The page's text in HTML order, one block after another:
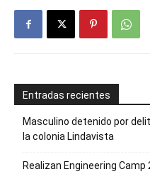
Entradas recientes
Masculino detenido por
la colonia Lindavista
Realizan Engineering Camp